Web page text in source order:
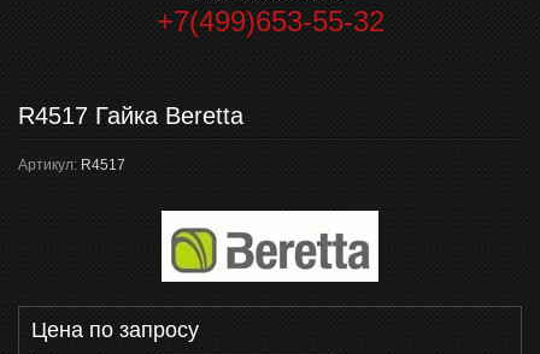
+7(499)653-55-32
R4517 Гайка Beretta
Артикул: R4517
Цена по запросу
Мессенджеры
мессенджер!